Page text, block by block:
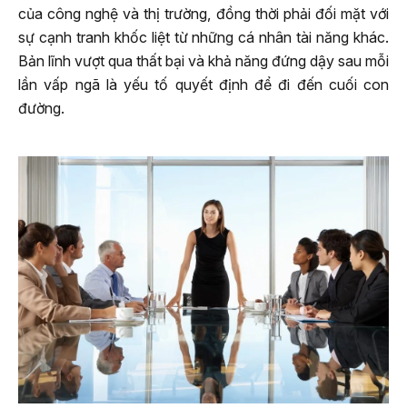
của công nghệ và thị trường, đồng thời phải đối mặt với
sự cạnh tranh khốc liệt từ những cá nhân tài năng khác.
Bản lĩnh vượt qua thất bại và khả năng đứng dậy sau mỗi
lần vấp ngã là yếu tố quyết định để đi đến cuối con
đường.